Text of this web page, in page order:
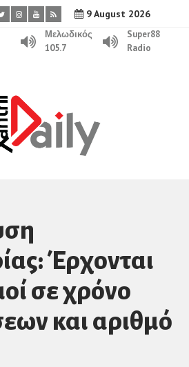
9 August 2026
Μελωδικός
105.7
Super88
Radio
Έρχονται
σε χρόνο
και αριθμό